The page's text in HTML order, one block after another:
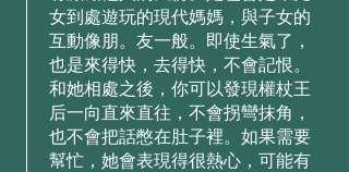
⼥到處遊玩的現代媽媽，與⼦⼥的
互動像朋。友⼀般。即使⽣氣了，
也是來得快，去得快，不會記恨。
和她相處之後，你可以發現權杖王
后⼀向直來直往，不會拐彎抹⻆，
也不會把話憋在肚⼦裡。如果需要
幫忙，她會表現得很熱⼼，可能有